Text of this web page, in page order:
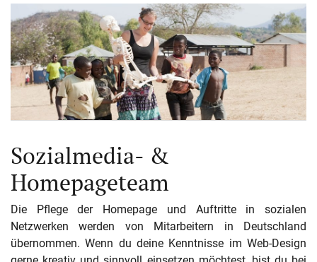
Sozialmedia- &
Homepageteam
Die Pflege der Homepage und Auftritte in sozialen
Netzwerken werden von Mitarbeitern in Deutschland
übernommen. Wenn du deine Kenntnisse im Web-Design